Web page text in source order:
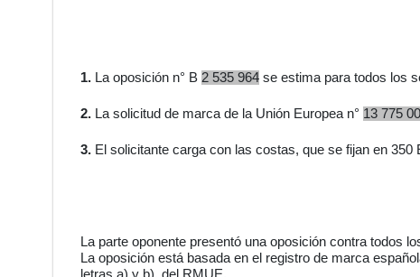
1. La oposición n° B 2 535 964 se estima para todos los
2. La solicitud de marca de la Unión Europea n° 13 775
3. El solicitante carga con las costas, que se fijan en 350
La parte oponente presentó una oposición contra todos
La oposición está basada en el registro de marca